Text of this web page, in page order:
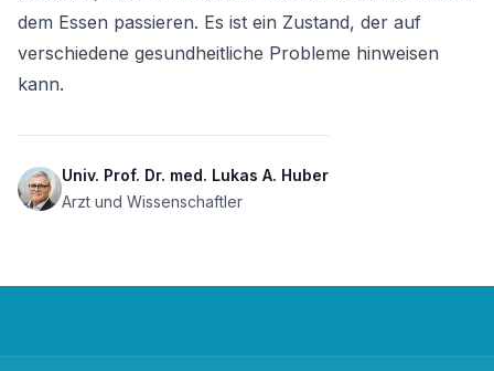
dem Essen passieren. Es ist ein Zustand, der auf
verschiedene gesundheitliche Probleme hinweisen
kann.
Univ. Prof. Dr. med. Lukas A. Huber
Arzt und Wissenschaftler